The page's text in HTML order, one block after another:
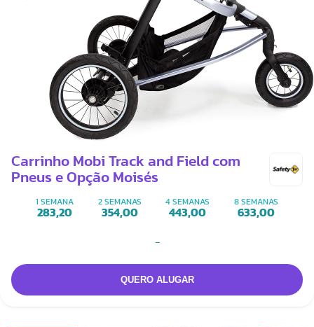
Carrinho Mobi Track and Field com
Pneus e Opção Moisés
1 SEMANA
283,20
2 SEMANAS
354,00
4 SEMANAS
443,00
8 SEMANAS
633,00
-